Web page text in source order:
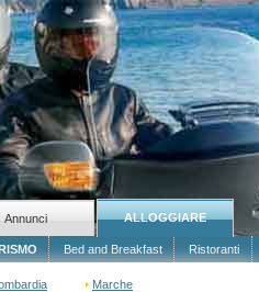
Annunci ALLOGGIARE
Bed and Breakfast
Ristoranti
Marche